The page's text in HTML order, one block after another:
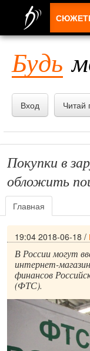
Будь
Вход Читай
Покупки в
обложить
Главная
19:04 2018-06-18 /
В России могут
интернет-
финансов
(ФТС).
ПРИЛОЖЕНИЯ